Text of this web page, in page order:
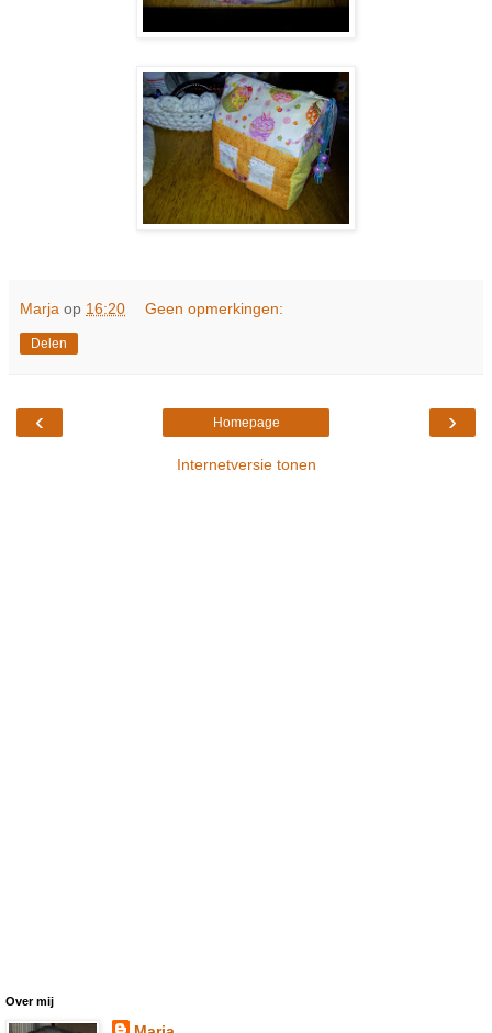
Marja op 16:20 Geen opmerkingen:
Delen
‹ ›
Homepage
Internetversie tonen
Over mij